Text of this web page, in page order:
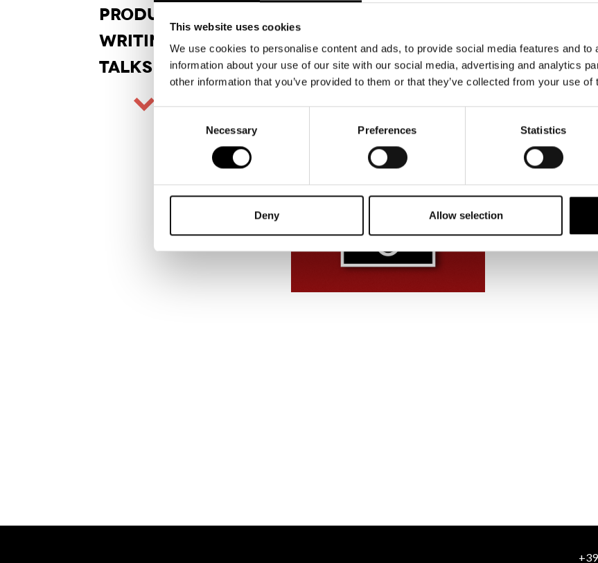
This website uses cookies
We use cookies to personalise content and ads, to provide social media features and
information about your use of our site with our social media, advertising and analytics
other information that you’ve provided to them or that they’ve collected from your use of
Necessary Preferences Statistics
Deny Allow selection
PRODUCT
WRITINGS
TALKS
Stato
Realizzato
Cliente
Epic records
Direction e il Graphic Design sono di